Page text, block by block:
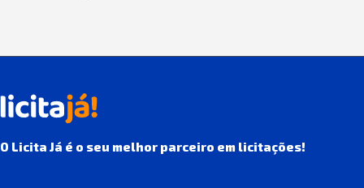
O Licita Já é o seu melhor parceiro em licitações!